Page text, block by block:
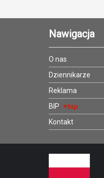
Nawigacja
O nas
Dziennikarze
Reklama
BIP
Kontakt